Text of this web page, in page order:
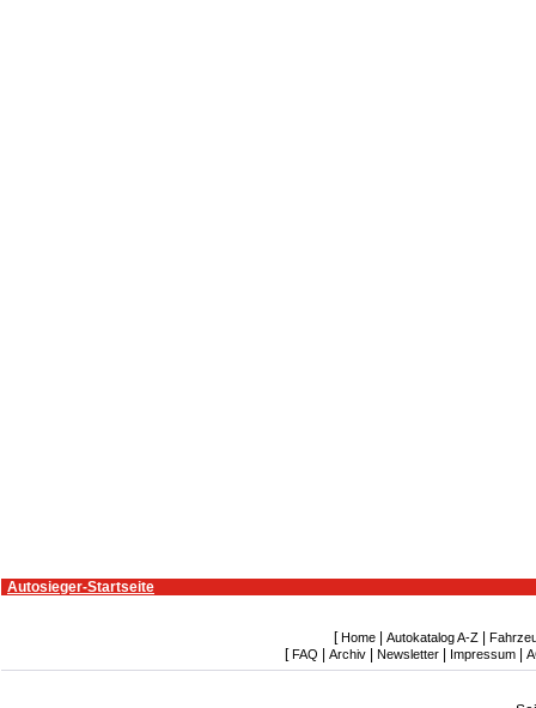
Autosieger-Startseite
[ Home| Autokatalog A-Z|
[ FAQ Archiv Newsletter Impressum